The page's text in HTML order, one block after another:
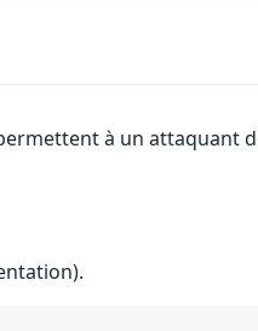
à un attaquant